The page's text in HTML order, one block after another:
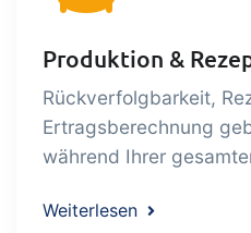
automation and
tracezilla and
devices
Produktion &
Rückverfolgbarkeit,
Ertragsberechnung
während Ihrer
Weiterlesen